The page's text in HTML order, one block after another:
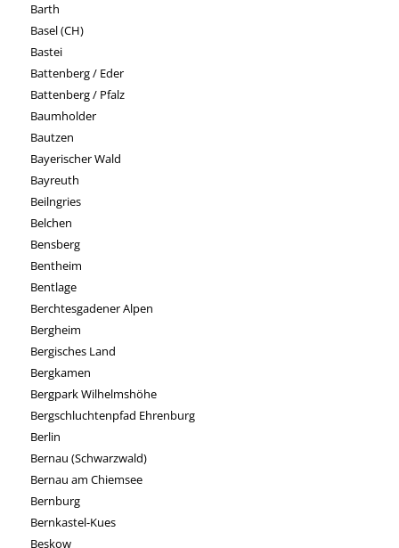
Barth
Basel (CH)
Bastei
Battenberg / Eder
Battenberg / Pfalz
Baumholder
Bautzen
Bayerischer Wald
Bayreuth
Beilngries
Belchen
Bensberg
Bentheim
Bentlage
Berchtesgadener Alpen
Bergheim
Bergisches Land
Bergkamen
Bergpark Wilhelmshöhe
Bergschluchtenpfad Ehrenburg
Berlin
Bernau (Schwarzwald)
Bernau am Chiemsee
Bernburg
Bernkastel-Kues
Beskow